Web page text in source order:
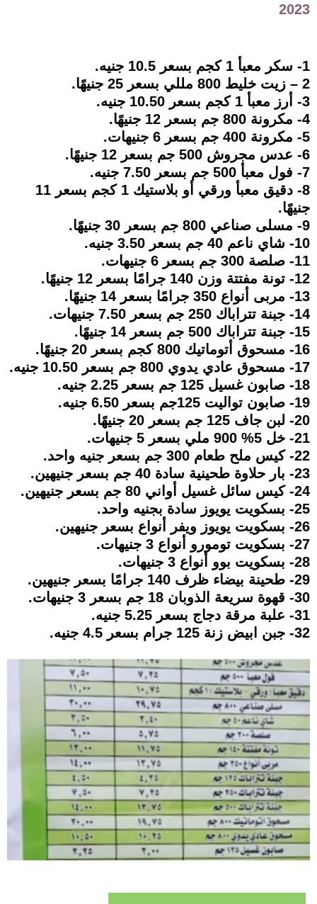
2023
1- سكر معبأ 1 كجم بسعر 10.5 جنيه.
2 – زيت خليط 800 مللي بسعر 25 جنيهًا.
3- أرز معبأ 1 كجم بسعر 10.50 جنيه.
4- مكرونة 800 جم بسعر 12 جنيهًا.
5- مكرونة 400 جم بسعر 6 جنيهات.
6- عدس مجروش 500 جم بسعر 12 جنيهًا.
7- فول معبأ 500 جم بسعر 7.50 جنيه.
8- دقيق معبأ ورقي أو بلاستيك 1 كجم بسعر 11
جنيهًا.
9- مسلى صناعي 800 جم بسعر 30 جنيهًا.
10- شاي ناعم 40 جم بسعر 3.50 جنيه.
11- صلصة 300 جم بسعر 6 جنيهات.
12- تونة مفتتة وزن 140 جرامًا بسعر 12 جنيهًا.
13- مربى أنواع 350 جرامًا بسعر 14 جنيهًا.
14- جبنة تتراباك 250 جم بسعر 7.50 جنيهات.
15- جبنة تتراباك 500 جم بسعر 14 جنيهًا.
16- مسحوق أتوماتيك 800 كجم بسعر 20 جنيهًا.
17- مسحوق عادي يدوي 800 جم بسعر 10.50 جنيه.
18- صابون غسيل 125 جم بسعر 2.25 جنيه.
19- صابون تواليت 125جم بسعر 6.50 جنيه.
20- لبن جاف 125 جم بسعر 20 جنيهًا.
21- خل 5% 900 ملي بسعر 5 جنيهات.
22- کیس ملح طعام 300 جم بسعر جنيه واحد.
23- بار حلاوة طحينية سادة 40 جم بسعر جنيهين.
24- کیس سائل غسيل أواني 80 جم بسعر جنيهين.
25- بسكويت يويوز سادة بجنيه واحد.
26- بسكويت يويوز ويفر أنواع بسعر جنيهين.
27- بسكويت تومورو أنواع 3 جنيهات.
28- بسكويت بوو أنواع 3 جنيهات.
29- طحينة بيضاء ظرف 140 جرامًا بسعر جنيهين.
30- قهوة سريعة الذوبان 18 جم بسعر 3 جنيهات.
31- علبة مرقة دجاج بسعر 5.25 جنيه.
32- جبن ابيض زنة 125 جرام بسعر 4.5 جنيه.